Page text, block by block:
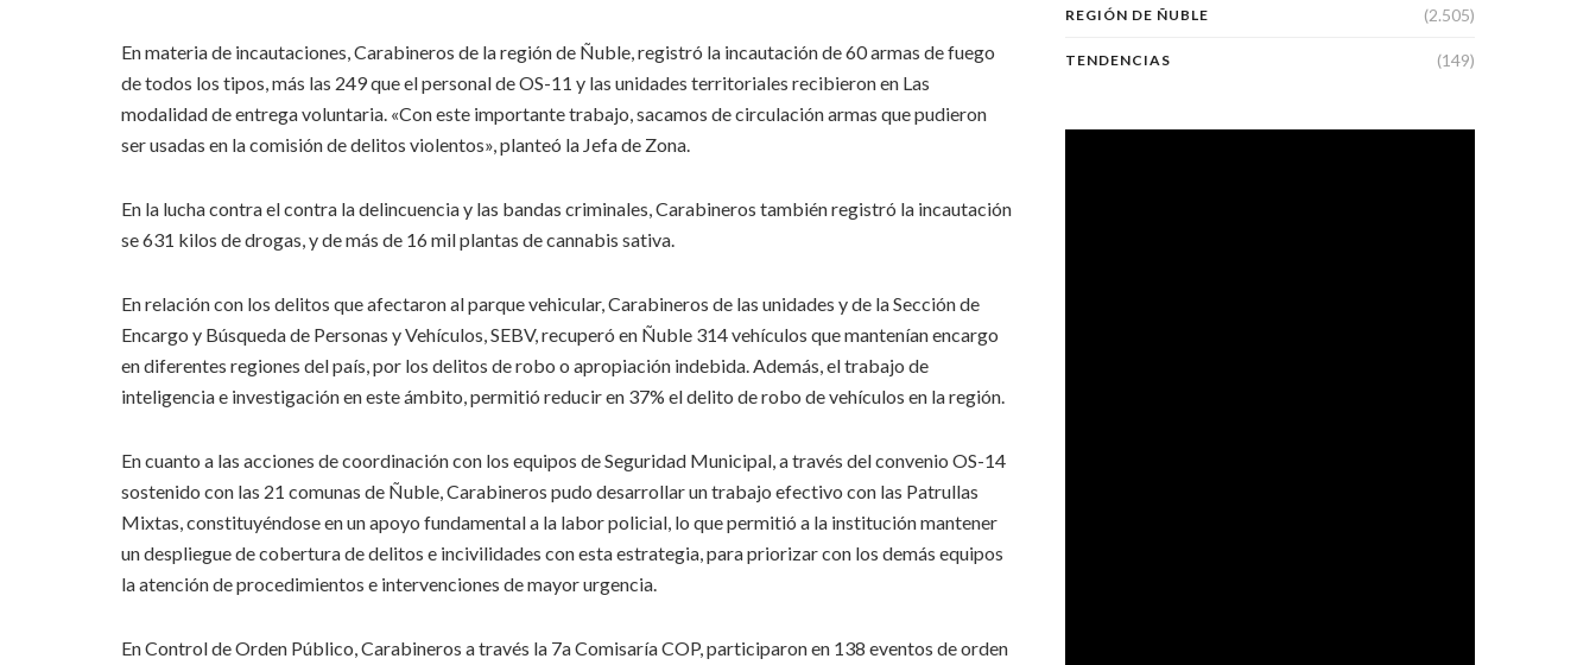
En materia de incautaciones, Carabineros de la región de Ñuble, registró la incautación de 60 armas de fuego
de todos los tipos, más las 249 que el personal de OS-11 y las unidades territoriales recibieron en Las
modalidad de entrega voluntaria. «Con este importante trabajo, sacamos de circulación armas que pudieron
ser usadas en la comisión de delitos violentos», planteó la Jefa de Zona.
En la lucha contra el contra la delincuencia y las bandas criminales, Carabineros también registró la incautación
se 631 kilos de drogas, y de más de 16 mil plantas de cannabis sativa.
En relación con los delitos que afectaron al parque vehicular, Carabineros de las unidades y de la Sección de
Encargo y Búsqueda de Personas y Vehículos, SEBV, recuperó en Ñuble 314 vehículos que mantenían encargo
en diferentes regiones del país, por los delitos de robo o apropiación indebida. Además, el trabajo de
inteligencia e investigación en este ámbito, permitió reducir en 37% el delito de robo de vehículos en la región.
En cuanto a las acciones de coordinación con los equipos de Seguridad Municipal, a través del convenio OS-14
sostenido con las 21 comunas de Ñuble, Carabineros pudo desarrollar un trabajo efectivo con las Patrullas
Mixtas, constituyéndose en un apoyo fundamental a la labor policial, lo que permitió a la institución mantener
un despliegue de cobertura de delitos e incivilidades con esta estrategia, para priorizar con los demás equipos
la atención de procedimientos e intervenciones de mayor urgencia.
En Control de Orden Público, Carabineros a través la 7a Comisaría COP, participaron en 138 eventos de orden
REGIÓN DE ÑUBLE (2.505)
TENDENCIAS (149)